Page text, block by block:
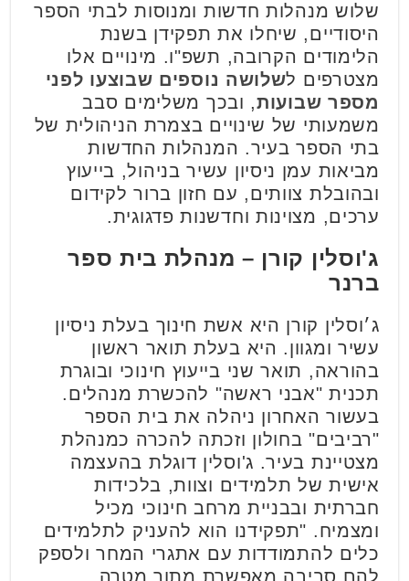
שלוש מנהלות חדשות ומנוסות לבתי הספר
היסודיים, שיחלו את תפקידן בשנת
הלימודים הקרובה, תשפ"ו. מינויים אלו
מצטרפים לשלושה נוספים שבוצעו לפני
מספר שבועות, ובכך משלימים סבב
משמעותי של שינויים בצמרת הניהולית של
בתי הספר בעיר. המנהלות החדשות
מביאות עמן ניסיון עשיר בניהול, בייעוץ
ובהובלת צוותים, עם חזון ברור לקידום
ערכים, מצוינות וחדשנות פדגוגית.
ג'וסלין קורן – מנהלת בית ספר
ברנר
ג׳וסלין קורן היא אשת חינוך בעלת ניסיון
עשיר ומגוון. היא בעלת תואר ראשון
בהוראה, תואר שני בייעוץ חינוכי ובוגרת
תכנית "אבני ראשה" להכשרת מנהלים.
בעשור האחרון ניהלה את בית הספר
"רביבים" בחולון וזכתה להכרה כמנהלת
מצטיינת בעיר. ג'וסלין דוגלת בהעצמה
אישית של תלמידים וצוות, בלכידות
חברתית ובבניית מרחב חינוכי מכיל
ומצמיח. "תפקידנו הוא להעניק לתלמידים
כלים להתמודדות עם אתגרי המחר ולספק
להם סביבה מאפשרת מתוך מטרה